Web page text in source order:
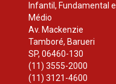
Infantil, Fundamental e
Médio
Av. Mackenzie
Tamboré, Barueri
SP,06460-130
(11) 3555-2000
(11) 3121-4600